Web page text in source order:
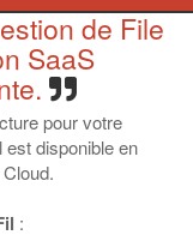
de File
SaaS
pour votre
disponible en
: